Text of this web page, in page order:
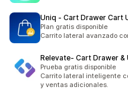
Uniq ‑ Cart Drawer Cart
Plan gratis disponible
Carrito lateral avanzado
Relevate‑ Cart Drawer &
Prueba gratis disponible
Carrito lateral inteligente
y ventas adicionales.